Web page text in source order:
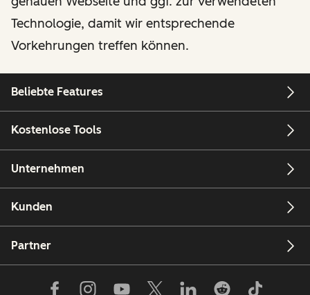
Technologie, damit wir entsprechende
Vorkehrungen treffen können.
Beliebte Features
Kostenlose Tools
Unternehmen
Kunden
Partner